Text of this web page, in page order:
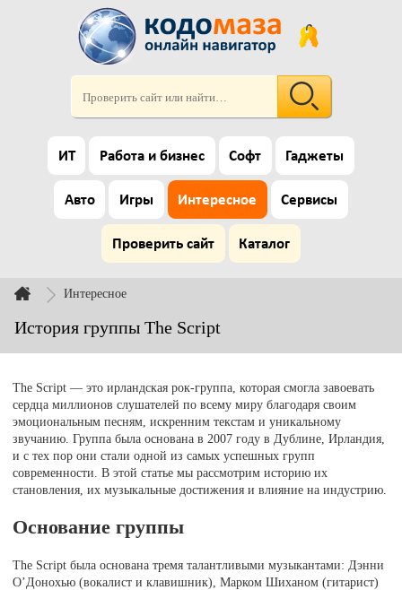
ИТ Работа и бизнес Софт Гаджеты
Авто Игры Интересное Сервисы
Проверить сайт Каталог
Интересное
История группы The Script
The Script — это ирландская рок-группа, которая смогла завоевать
сердца миллионов слушателей по всему миру благодаря своим
эмоциональным песням, искренним текстам и уникальному
звучанию. Группа была основана в 2007 году в Дублине, Ирландия,
и с тех пор они стали одной из самых успешных групп
современности. В этой статье мы рассмотрим историю их
становления, их музыкальные достижения и влияние на индустрию.
Основание группы
The Script была основана тремя талантливыми музыкантами: Дэнни
О’Донохью (вокалист и клавишник), Марком Шиханом (гитарист)